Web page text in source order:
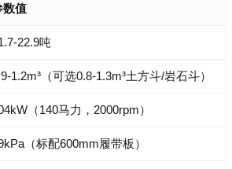
数值
22.9吨
1.2m³（可选0.8-1.3m³土方斗/岩石斗）
（140马力，2000rpm）
（标配600mm履带板）